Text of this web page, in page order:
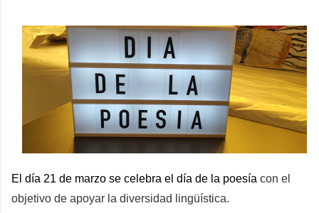
El día 21 de marzo se celebra el día de la poesía con el
objetivo de apoyar la diversidad lingüística.